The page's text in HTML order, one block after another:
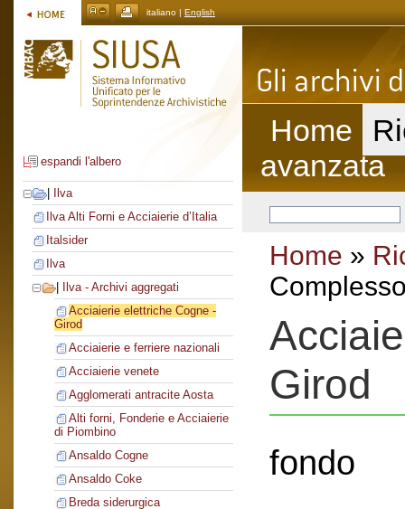
italiano | English
espandi l'albero
Ilva
Ilva Alti Forni e Acciaierie d’Italia
Italsider
Ilva
Ilva - Archivi aggregati
Acciaierie elettriche Cogne -
Girod
Acciaierie e ferriere nazionali
Acciaierie venete
Agglomerati antracite Aosta
Alti forni, Fonderie e Acciaierie
di Piombino
Ansaldo Cogne
Ansaldo Coke
Breda siderurgica
Home
avanzata
Home »
Girod
fondo